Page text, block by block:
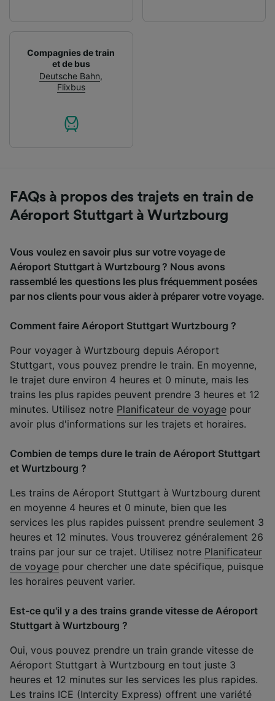
Compagnies de train
et de bus
Deutsche Bahn,
Flixbus
FAQs à propos des trajets en train de
Aéroport Stuttgart à Wurtzbourg
Vous voulez en savoir plus sur votre voyage de
Aéroport Stuttgart à Wurtzbourg ? Nous avons
rassemblé les questions les plus fréquemment posées
par nos clients pour vous aider à préparer votre voyage.
Comment faire Aéroport Stuttgart Wurtzbourg ?
Pour voyager à Wurtzbourg depuis Aéroport
Stuttgart, vous pouvez prendre le train. En moyenne,
le trajet dure environ 4 heures et 0 minute, mais les
trains les plus rapides peuvent prendre 3 heures et 12
minutes. Utilisez notre Planificateur de voyage pour
avoir plus d'informations sur les trajets et horaires.
Combien de temps dure le train de Aéroport Stuttgart
et Wurtzbourg ?
Les trains de Aéroport Stuttgart à Wurtzbourg durent
en moyenne 4 heures et 0 minute, bien que les
services les plus rapides puissent prendre seulement 3
heures et 12 minutes. Vous trouverez généralement 26
trains par jour sur ce trajet. Utilisez notre Planificateur
de voyage pour chercher une date spécifique, puisque
les horaires peuvent varier.
Est-ce qu'il y a des trains grande vitesse de Aéroport
Stuttgart à Wurtzbourg ?
Oui, vous pouvez prendre un train grande vitesse de
Aéroport Stuttgart à Wurtzbourg en tout juste 3
heures et 12 minutes sur les services les plus rapides.
Les trains ICE (Intercity Express) offrent une variété